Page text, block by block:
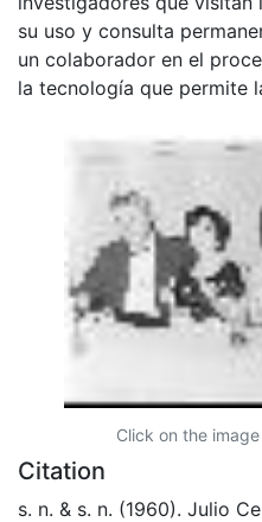
su uso y consulta
un colaborador en el
la tecnología que permite
Click on the
Citation
s. n. & s. n. (1960). Julio